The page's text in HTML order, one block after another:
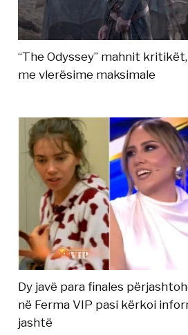
“The Odyssey” mahnit
me vlerësime maksimale
Dy javë para finales
në Ferma VIP pasi kërkoi
jashtë